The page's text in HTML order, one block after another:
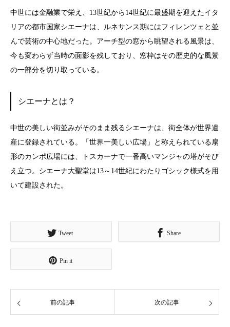
中世には金融業で栄え、13世紀から14世紀に最盛期を迎えたイタ
リアの都市国家シエーナは、ルネサンス期にはフィレンツェと並
んで芸術の中心地だった。アーチ型の窓から眺望される風景は、
今も変わらず当時の面影を残しており、窓枠はその歴史的な風景
の一部分を切り取っている。
シエーナとは？
中世の美しい街並みがそのまま残るシエーナは、街全体が世界遺
産に登録されている。「世界一美しい広場」と称えられている扇
形のカンポ広場には、トスカーナで一番高いマンジャの塔がそび
え立つ。シエーナ大聖堂は13～14世紀にわたりゴシック様式を用
いて建設された。
Tweet Share
Pin it
前の記事 次の記事